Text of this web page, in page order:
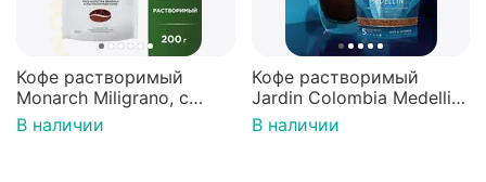
Кофе растворимый
Monarch Miligrano, с
молотым, 200 г
В наличии
Кофе растворимый
Jardin Colombia Medellin,
150 г
В наличии